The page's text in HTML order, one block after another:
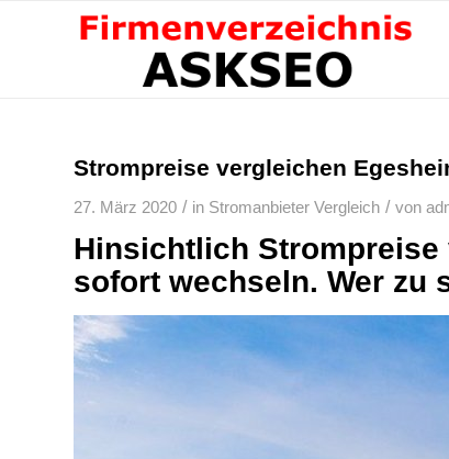
Strompreise vergleichen
27. März 2020 / in Stromanbieter Vergleich / von
Hinsichtlich Strompreise
sofort wechseln. Wer zu